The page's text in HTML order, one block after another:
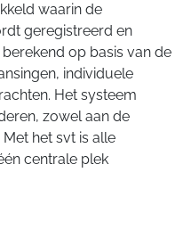
waarin de
geregistreerd en
op basis van de
individuele
Het systeem
zowel aan de
het svt is alle
centrale plek